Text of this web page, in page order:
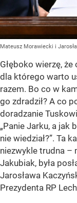
Mateusz Morawiecki i
Głęboko wierzę,
dla którego warto
razem. Bo co w
go zdradził? A co
doradzanie
„Panie Jarku, a jak
nie wiedział?”. Ta
niezwykle trudna –
Jakubiak, była
Jarosława
Prezydenta RP